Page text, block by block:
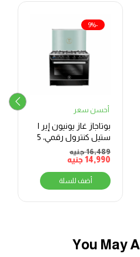
-9%
أحسن سعر
بوتاجاز غاز يونيون إير I
ستيل كنترول رقمي، 5
شعلات، 90 سم، أسود
16,489جنيه
14,990جنيه
أضف للسلة
You May